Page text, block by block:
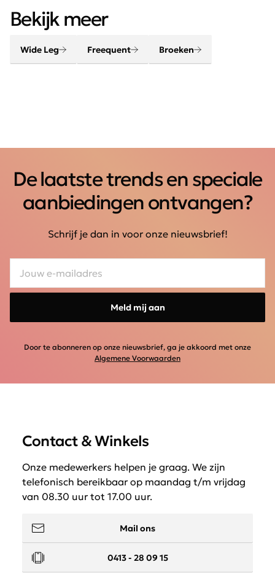
chique, elegant, stoer en helemaal van deze tijd.
Bekijk meer
Wide Leg Freequent Broeken
De laatste trends en speciale
aanbiedingen ontvangen?
Schrijf je dan in voor onze nieuwsbrief!
Meld mij aan
Door te abonneren op onze nieuwsbrief, ga je akkoord met onze
Algemene Voorwaarden
Contact & Winkels
Onze medewerkers helpen je graag. We zijn
telefonisch bereikbaar op maandag t/m vrijdag
van 08.30 uur tot 17.00 uur.
Mail ons
0413 - 28 09 15